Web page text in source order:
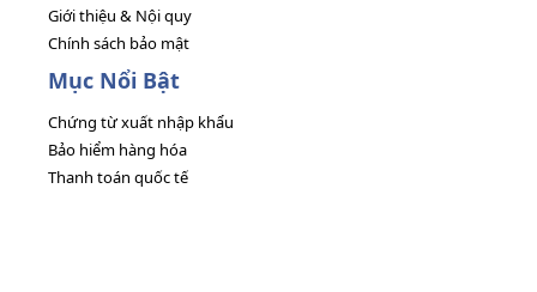
Giới thiệu & Nội quy
Chính sách bảo mật
Mục Nổi Bật
Chứng từ xuất nhập khẩu
Bảo hiểm hàng hóa
Thanh toán quốc tế